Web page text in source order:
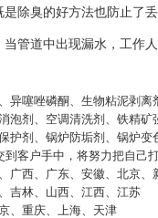
除臭的好方法也防止了
管道中出现漏水，工作
异噻唑磷酮、生物粘泥剥
泡剂、空调清洗剂、铁精
护剂、锅炉防垢剂、锅炉
客户手中，将努力把自己
广西、广东、安徽、北京
吉林、山西、江西、江苏
、重庆、上海、天津